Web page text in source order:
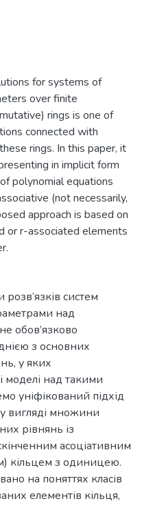
for systems of
over finite
rings is one of
connected with
rings. In this paper, it
in implicit form
polynomial equations
(not necessarily,
approach is based on
or r-associated elements
систем
над
обов’язково
з основних
у яких
моделі над такими
уніфікований підхід
вигляді множини
рівнянь із
асоціативним
кільцем з одиницею.
на поняттях класів
елементів кільця,